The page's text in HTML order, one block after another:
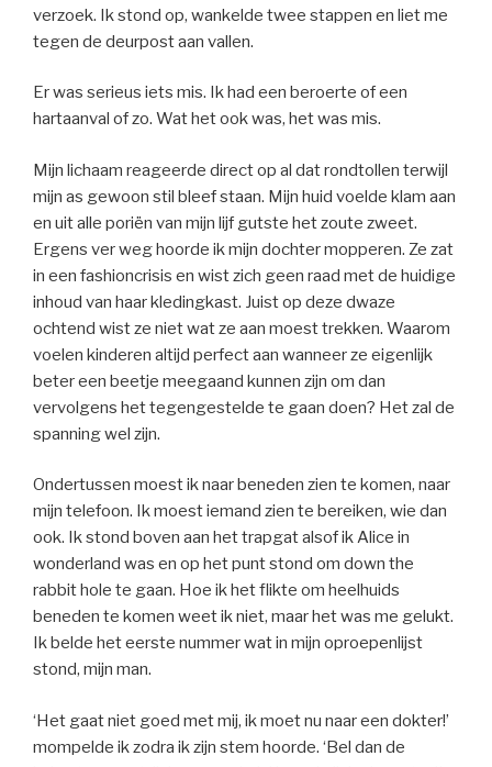
verzoek. Ik stond op, wankelde twee stappen en liet me
tegen de deurpost aan vallen.
Er was serieus iets mis. Ik had een beroerte of een
hartaanval of zo. Wat het ook was, het was mis.
Mijn lichaam reageerde direct op al dat rondtollen terwijl
mijn as gewoon stil bleef staan. Mijn huid voelde klam aan
en uit alle poriën van mijn lijf gutste het zoute zweet.
Ergens ver weg hoorde ik mijn dochter mopperen. Ze zat
in een fashioncrisis en wist zich geen raad met de huidige
inhoud van haar kledingkast. Juist op deze dwaze
ochtend wist ze niet wat ze aan moest trekken. Waarom
voelen kinderen altijd perfect aan wanneer ze eigenlijk
beter een beetje meegaand kunnen zijn om dan
vervolgens het tegengestelde te gaan doen? Het zal de
spanning wel zijn.
Ondertussen moest ik naar beneden zien te komen, naar
mijn telefoon. Ik moest iemand zien te bereiken, wie dan
ook. Ik stond boven aan het trapgat alsof ik Alice in
wonderland was en op het punt stond om down the
rabbit hole te gaan. Hoe ik het flikte om heelhuids
beneden te komen weet ik niet, maar het was me gelukt.
Ik belde het eerste nummer wat in mijn oproepenlijst
stond, mijn man.
‘Het gaat niet goed met mij, ik moet nu naar een dokter!’
mompelde ik zodra ik zijn stem hoorde. ‘Bel dan de